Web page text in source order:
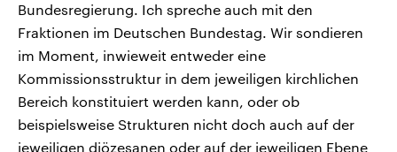
Bundesregierung. Ich spreche auch mit den
Fraktionen im Deutschen Bundestag. Wir sondieren
im Moment, inwieweit entweder eine
Kommissionsstruktur in dem jeweiligen kirchlichen
Bereich konstituiert werden kann, oder ob
beispielsweise Strukturen nicht doch auch auf der
jeweiligen diözesanen oder auf der jeweiligen Ebene